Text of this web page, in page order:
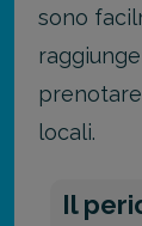
sono
locali.
Il